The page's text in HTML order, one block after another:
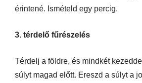
érintené. Ismételd egy percig.
3. térdelő fűrészelés
Térdelj a földre, és mindkét
súlyt magad előtt. Ereszd a súlyt a